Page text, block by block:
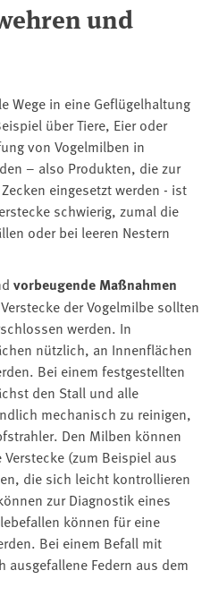
und
Wege in eine Geflügelhaltung
über Tiere, Eier oder
von Vogelmilben in
– also Produkten, die zur
eingesetzt werden - ist
schwierig, zumal die
oder bei leeren Nestern
vorbeugende Maßnahmen
der Vogelmilbe sollten
werden. In
nützlich, an Innenflächen
Bei einem festgestellten
den Stall und alle
mechanisch zu reinigen,
Den Milben können
(zum Beispiel aus
die sich leicht kontrollieren
zur Diagnostik eines
können für eine
Bei einem Befall mit
Federn aus dem